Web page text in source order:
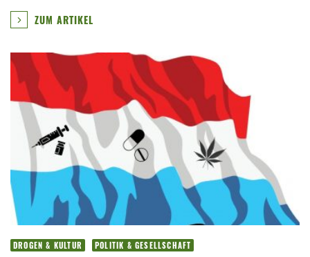
ZUM ARTIKEL
DROGEN & KULTUR POLITIK & GESELLSCHAFT